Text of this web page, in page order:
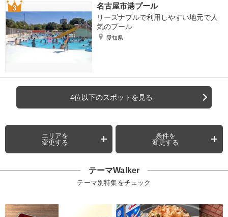
名古屋市港プール
リーズナブルで利用しやすい地元で人
気のプール
愛知県
4位以下のスポットを見る
エリアを
変更する
条件を
変更する
テーマWalker
テーマ別特集をチェック